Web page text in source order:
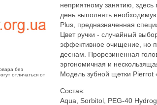
без
отличаться от
неприятному занятию,
день выполнять
Plus, предназначенная
Цвет ручки - случайный
эффективное очищение, но
деснам. Прорезиненная
эргономичная и
Модель зубной щетки
Состав:
Aqua, Sorbitol, PEG-40